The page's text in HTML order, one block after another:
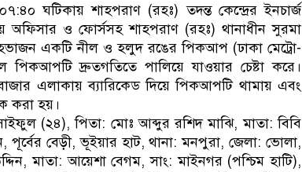
ঘটিকায় শাহপরাণ (রহঃ) তদন্ত কেন্দ্রের ইনচার্জ
অফিসার ও ফোর্সসহ শাহপরাণ (রহঃ) থানাধীন সুরমা
একটি নীল ও হলুদ রঙের পিকআপ (ঢাকা মেট্রো-
দ্রুতগতিতে পালিয়ে যাওয়ার চেষ্টা করে।
এলাকায় ব্যারিকেড দিয়ে পিকআপটি থামায় এবং
করা হয়।
(২৪), পিতা: মোঃ আব্দুর রশিদ মাঝি, মাতা: বিবি
পূর্বের বেড়ী, ভূইয়ার হাট, থানা: মনপুরা, জেলা: ভোলা,
মাতা: আয়েশা বেগম, সাং: মাইনগর (পশ্চিম হাটি),